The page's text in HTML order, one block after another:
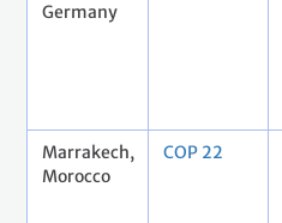
Germany
Marrakech,
Morocco
COP 22